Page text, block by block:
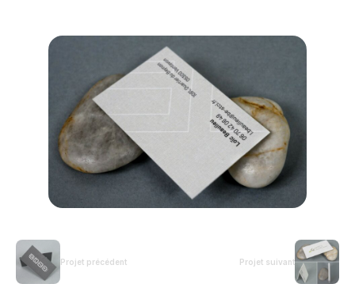
Projet précédent Projet suivant